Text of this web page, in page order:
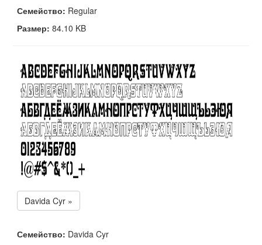
Семейство: Regular
Размер: 84.10 KB
Davida Cyr »
Семейство: Davida Cyr